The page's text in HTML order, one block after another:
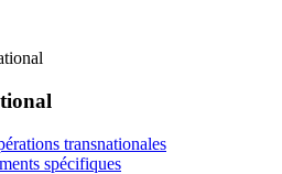
transnationales
spécifiques